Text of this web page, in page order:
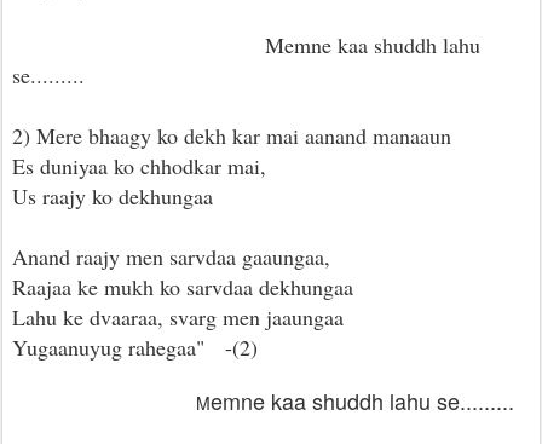
Memne kaa shuddh lahu
se.........
2) Mere bhaagy ko dekh kar mai aanand manaaun
Es duniyaa ko chhodkar mai,
Us raajy ko dekhungaa
Anand raajy men sarvdaa gaaungaa,
Raajaa ke mukh ko sarvdaa dekhungaa
Lahu ke dvaaraa, svarg men jaaungaa
Yugaanuyug rahegaa" -(2)
Memne kaa shuddh lahu se.........